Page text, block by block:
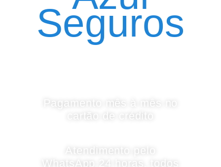
Seguros
Pagamento mês à mês no
cartão de crédito
Atendimento pelo
WhatsApp 24 horas, todos